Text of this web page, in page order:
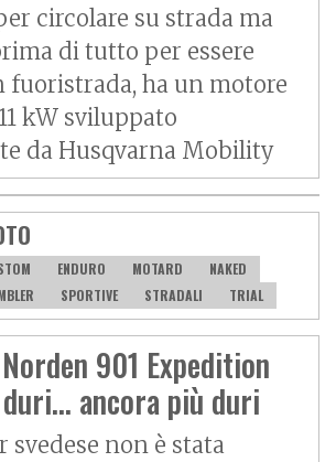
circolare su strada ma
di tutto per essere
fuoristrada, ha un motore
kW sviluppato
da Husqvarna Mobility
ENDURO MOTARD
NAKED
SPORTIVE STRADALI TRIAL
901 Expedition
ancora più duri
svedese non è stata